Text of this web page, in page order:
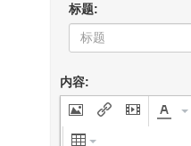
标题:
内容: